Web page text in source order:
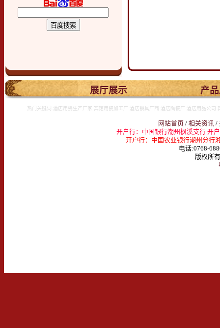
. 展厅展示 产
热门关键词:酒店用瓷生产厂家 宾馆用瓷加工厂 酒店餐具厂商 酒店陶瓷厂 酒店用品公
网站首页/ 相关资讯/
开户行：中国银行潮州枫溪支行 开
开户行：中国农业银行潮州分行
电话:0768-
版权所